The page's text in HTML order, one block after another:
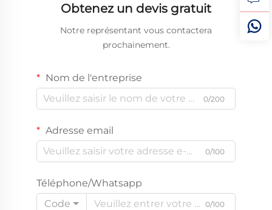
Obtenez un devis gratuit
Notre représentant vous contactera
prochainement.
Nom de l'entreprise
0/200
Adresse email
0/100
Téléphone/Whatsapp
Code
0/100